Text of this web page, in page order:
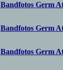
Bandfotos Germ
Bandfotos Germ
Bandfotos Germ